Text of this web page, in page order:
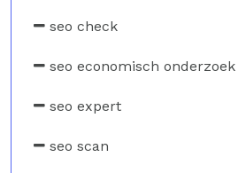
seo check
seo economisch onderzoek
seo expert
seo scan